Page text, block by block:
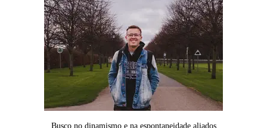
Busco no dinamismo e na espontaneidade aliados